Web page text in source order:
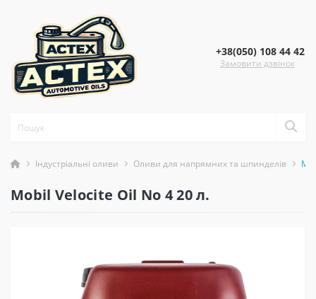
+38(050) 108 44 42
Замовити дзвінок
Індустріальні оливи Оливи для напрямних та шпинделів
Mobil Velocite Oil No 4 20 л.